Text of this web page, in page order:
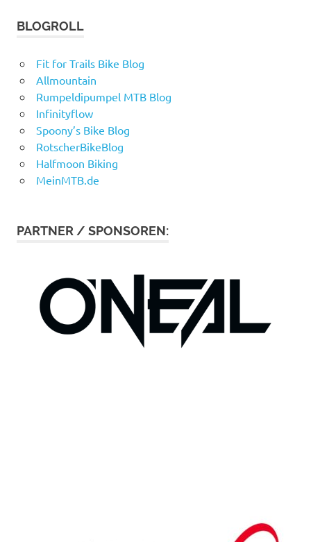
BLOGROLL
Fit for Trails Bike Blog
Allmountain
Rumpeldipumpel MTB Blog
Infinityflow
Spoony’s Bike Blog
RotscherBikeBlog
Halfmoon Biking
MeinMTB.de
PARTNER / SPONSOREN: